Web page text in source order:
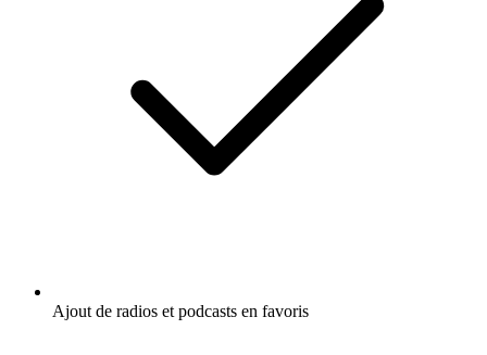
Ajout de radios et podcasts en favoris